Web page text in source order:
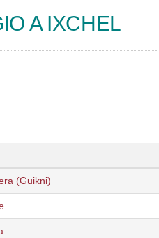
A IXCHEL
(Guikni)